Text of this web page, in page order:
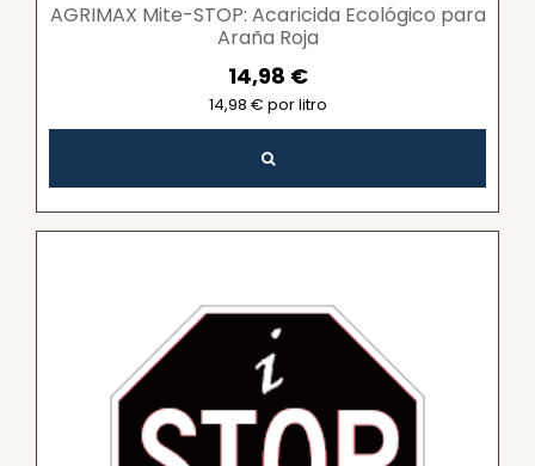
AGRIMAX Mite-STOP: Acaricida Ecológico para
Araña Roja
14,98 €
14,98 € por litro